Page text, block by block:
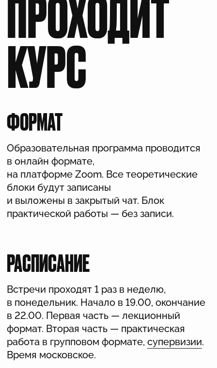
Сможете смотреть на бизнес
и организацию как на живую систему или
группу, которая живет и развивается
согласно системным и групповым законам,
включая патологическое течение.
Сможете исследовать свой бизнес
в формате групповойсупервизии
НАУЧНЫЙ
РУКОВОДИТЕЛЬ
Клинический психолог, кандидат
психологических наук, психоаналитик,
групп-аналитик, тренинг-аналитик и
супервизор индивидуального и группового
психоанализа ЕАРПП (Россия) и ECPP
(Vienna, Austria), Руководитель
Международной Школы Группового
Психоанализа (COIRAG, EGATIN, ECPP) и
Центра Психотерапии и Психоанализа,